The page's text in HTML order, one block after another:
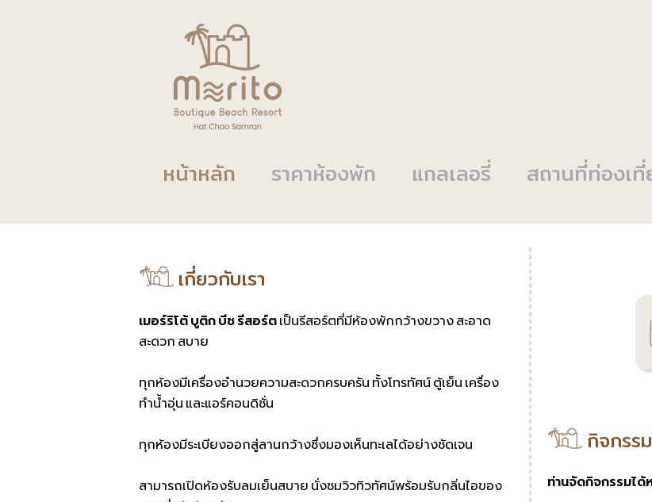
หน้าหลัก ราคาห้องพัก แกลเลอรี่ สถานที่ท่องเที่
เกี่ยวกับเรา
เมอร์ริโต้ บูติก บีช รีสอร์ตเป็นรีสอร์ตที่มีห้องพักกว้างขวาง สะอาด
สะดวก สบาย
ทุกห้องมีเครื่องอำนวยความสะดวกครบครัน ทั้งโทรทัศน์ ตู้เย็น เครื่อง
ทำน้ำอุ่น และแอร์คอนดิชั่น
ทุกห้องมีระเบียงออกสู่ลานกว้างซึ่งมองเห็นทะเลได้อย่างชัดเจน
สามารถเปิดห้องรับลมเย็นสบาย นั่งชมวิวทิวทัศน์พร้อมรับกลิ่นไอของ
กิจกรร
ท่านจัดกิจกรรมได้